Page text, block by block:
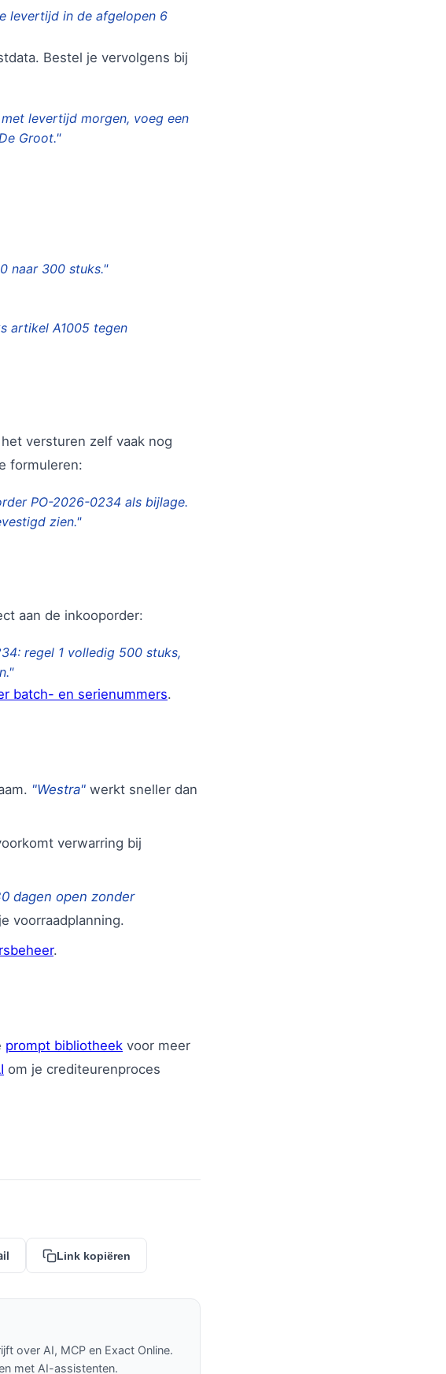
levertijd in de afgelopen 6
Bestel je vervolgens bij
levertijd morgen, voeg een
Groot."
naar 300 stuks."
artikel A1005 tegen
versturen zelf vaak nog
formuleren:
PO-2026-0234 als bijlage.
zien."
aan de inkooporder:
regel 1 volledig 500 stuks,
batch- en serienummers.
"Westra" werkt sneller dan
verwarring bij
dagen open zonder
voorraadplanning.
.
prompt bibliotheek voor meer
om je crediteurenproces
Link kopiëren
over AI, MCP en Exact Online.
met AI-assistenten.